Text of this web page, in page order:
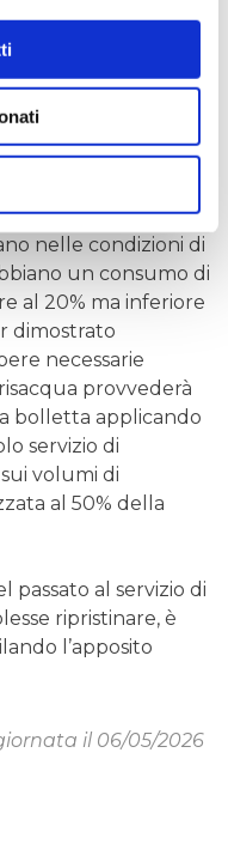
.
secondo livello
gli utenti che
assicurativa o per
di copertura
nelle condizioni di
un consumo di
al 20% ma inferiore
dimostrato
necessarie
provvederà
bolletta applicando
servizio di
volumi di
al 50% della
passato al servizio di
ripristinare, è
l’apposito
il 06/05/2026